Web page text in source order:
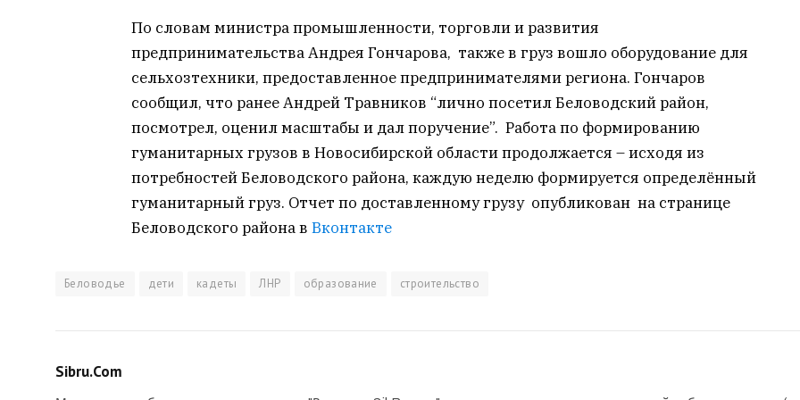
По словам министра промышленности, торговли и развития
предпринимательства Андрея Гончарова, также в груз вошло оборудование для
сельхозтехники, предоставленное предпринимателями региона. Гончаров
сообщил, что ранее Андрей Травников “лично посетил Беловодский район,
посмотрел, оценил масштабы и дал поручение”. Работа по формированию
гуманитарных грузов в Новосибирской области продолжается – исходя из
потребностей Беловодского района, каждую неделю формируется определённый
гуманитарный груз. Отчет по доставленному грузу опубликован на странице
Беловодского района в Вконтакте
Беловодье дети кадеты ЛНР образование строительство
Sibru.Com